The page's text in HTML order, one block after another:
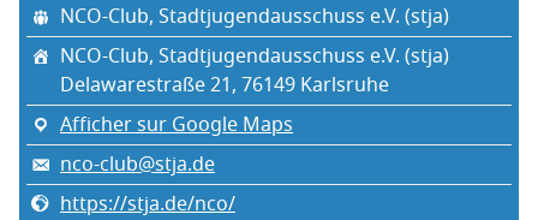
NCO-Club, Stadt­ju­gen­daus­schuss e.V. (stja)
NCO-Club, Stadt­ju­gen­daus­schuss e.V. (stja)
Dela­wa­res­traße 21, 76149 Karls­ruhe
Afficher sur Google Maps
nco-club@stja.de
https://stja.de/nco/